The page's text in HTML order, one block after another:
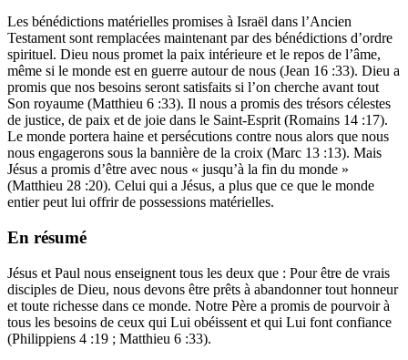
Les bénédictions matérielles promises à Israël dans l’Ancien
Testament sont remplacées maintenant par des bénédictions d’ordre
spirituel. Dieu nous promet la paix intérieure et le repos de l’âme,
même si le monde est en guerre autour de nous (Jean 16 :33). Dieu a
promis que nos besoins seront satisfaits si l’on cherche avant tout
Son royaume (Matthieu 6 :33). Il nous a promis des trésors célestes
de justice, de paix et de joie dans le Saint-Esprit (Romains 14 :17).
Le monde portera haine et persécutions contre nous alors que nous
nous engagerons sous la bannière de la croix (Marc 13 :13). Mais
Jésus a promis d’être avec nous « jusqu’à la fin du monde »
(Matthieu 28 :20). Celui qui a Jésus, a plus que ce que le monde
entier peut lui offrir de possessions matérielles.
En résumé
Jésus et Paul nous enseignent tous les deux que : Pour être de vrais
disciples de Dieu, nous devons être prêts à abandonner tout honneur
et toute richesse dans ce monde. Notre Père a promis de pourvoir à
tous les besoins de ceux qui Lui obéissent et qui Lui font confiance
(Philippiens 4 :19 ; Matthieu 6 :33).